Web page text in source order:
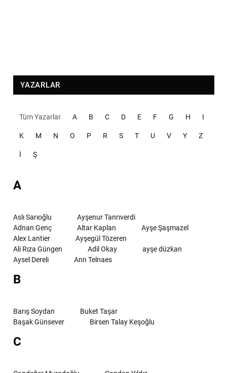
YAZARLAR
Tüm Yazarlar A B C D E F G H I
K M N O P R S T U V Y Z
İ Ş
A
Aslı Sarıoğlu
Ayşenur Tanrıverdi
Adnan Genç
Altar Kaplan
Ayşe Şaşmazel
Alex Lantier
Ayşegül Tözeren
Ali Rıza Güngen
Adil Okay
ayşe düzkan
Aysel Dereli
Ann Telnaes
B
Barış Soydan
Buket Taşar
Başak Günsever
Birsen Talay Keşoğlu
C